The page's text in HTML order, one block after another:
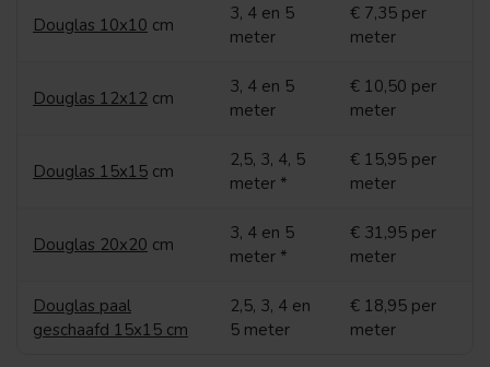
Douglas 10x10 cm
3, 4 en 5
meter
€ 7,35 per
meter
Douglas 12x12 cm
3, 4 en 5
meter
€ 10,50 per
meter
Douglas 15x15 cm
2,5, 3, 4, 5
meter *
€ 15,95 per
meter
Douglas 20x20 cm
3, 4 en 5
meter *
€ 31,95 per
meter
Douglas paal
geschaafd 15x15 cm
2,5, 3, 4 en
5 meter
€ 18,95 per
meter